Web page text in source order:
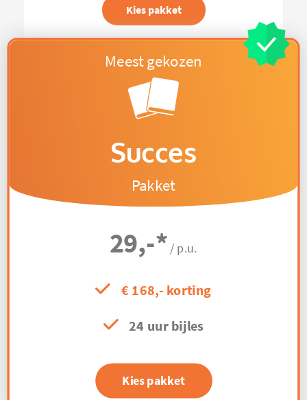
Kies pakket
Succes
Pakket
29,-* / p.u.
€ 168,- korting
24 uur bijles
Kies pakket